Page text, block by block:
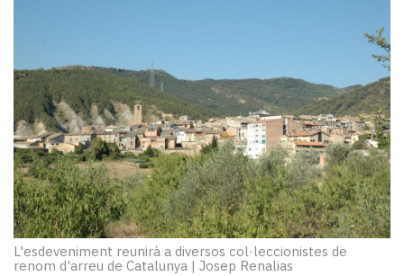
Reportatges
Entrevistes
Enquestes
A
escena!
Dis
la
teva!
Subscriptors
La
L'esdeveniment reunirà a diversos col·leccionistes de
renom d'arreu de Catalunya | Josep Renalias